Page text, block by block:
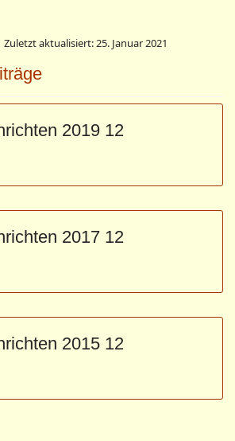
Zuletzt aktualisiert: 25. Januar 2021
2019 12
2017 12
2015 12